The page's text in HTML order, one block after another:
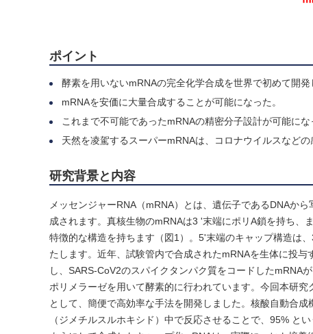
ポイント
酵素を用いないmRNAの完全化学合成を世界で初めて開発
mRNAを安価に大量合成することが可能になった。
これまで不可能であったmRNAの精密分子設計が可能にな
天然を凌駕するスーパーmRNAは、コロナウイルスなど
研究背景と内容
メッセンジャーRNA（mRNA）とは、遺伝子であるDNAか
成されます。真核生物のmRNAは3 ʹ末端にポリA鎖を持ち、
特徴的な構造を持ちます（図1）。5ʹ末端のキャップ構造は
たします。近年、試験管内で合成されたmRNAを生体に投
し、SARS-CoV2のスパイクタンパク質をコードしたmRNA
ポリメラーゼを用いて酵素的に行われています。今回本研
として、簡便で高効率な手法を開発しました。核酸自動合成
（ジメチルスルホキシド）中で反応させることで、95% と